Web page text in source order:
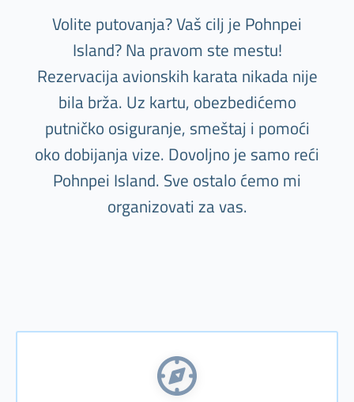
Volite putovanja? Vaš cilj je Pohnpei
Island? Na pravom ste mestu!
Rezervacija avionskih karata nikada nije
bila brža. Uz kartu, obezbedićemo
putničko osiguranje, smeštaj i pomoći
oko dobijanja vize. Dovoljno je samo reći
Pohnpei Island. Sve ostalo ćemo mi
organizovati za vas.